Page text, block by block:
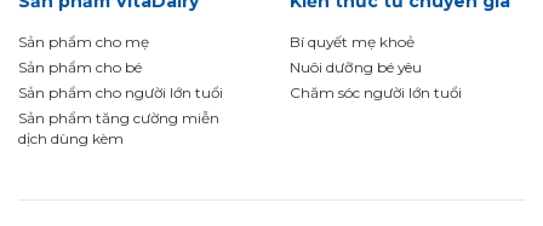
Sản phẩm cho mẹ
Sản phẩm cho bé
Sản phẩm cho người lớn tuổi
Sản phẩm tăng cường miễn
dịch dùng kèm
Bí quyết mẹ khoẻ
Nuôi dưỡng bé yêu
Chăm sóc người lớn tuổi